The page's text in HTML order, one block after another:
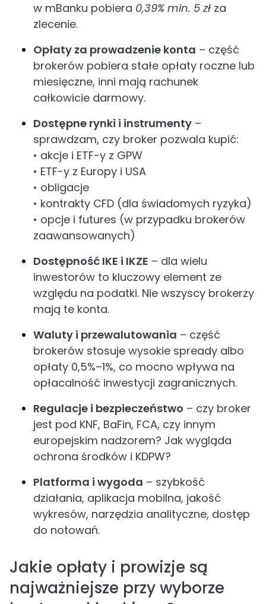
w mBanku pobiera 0,39% min. 5 zł za
zlecenie.
Opłaty za prowadzenie konta – część
brokerów pobiera stałe opłaty roczne lub
miesięczne, inni mają rachunek
całkowicie darmowy.
Dostępne rynki i instrumenty –
sprawdzam, czy broker pozwala kupić:
• akcje i ETF-y z GPW
• ETF-y z Europy i USA
• obligacje
• kontrakty CFD (dla świadomych ryzyka)
• opcje i futures (w przypadku brokerów
zaawansowanych)
Dostępność IKE i IKZE – dla wielu
inwestorów to kluczowy element ze
względu na podatki. Nie wszyscy brokerzy
mają te konta.
Waluty i przewalutowania – część
brokerów stosuje wysokie spready albo
opłaty 0,5%–1%, co mocno wpływa na
opłacalność inwestycji zagranicznych.
Regulacje i bezpieczeństwo – czy broker
jest pod KNF, BaFin, FCA, czy innym
europejskim nadzorem? Jak wygląda
ochrona środków i KDPW?
Platforma i wygoda – szybkość
działania, aplikacja mobilna, jakość
wykresów, narzędzia analityczne, dostęp
do notowań.
Jakie opłaty i prowizje są
najważniejsze przy wyborze